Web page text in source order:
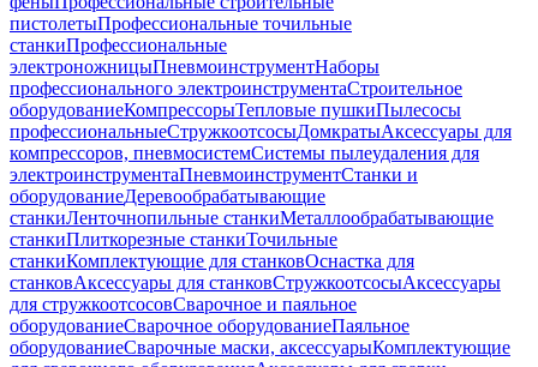
пистолетыПрофессиональные точильные
станкиПрофессиональные
электроножницыПневмоинструментНаборы
профессионального электроинструментаСтроительное
оборудованиеКомпрессорыТепловые пушкиПылесосы
профессиональныеСтружкоотсосыДомкратыАксессуары для
компрессоров, пневмосистемСистемы пылеудаления для
электроинструментаПневмоинструментСтанки и
оборудованиеДеревообрабатывающие
станкиЛенточнопильные станкиМеталлообрабатывающие
станкиПлиткорезные станкиТочильные
станкиКомплектующие для станковОснастка для
станковАксессуары для станковСтружкоотсосыАксессуары
для стружкоотсосовСварочное и паяльное
оборудованиеСварочное оборудованиеПаяльное
оборудованиеСварочные маски, аксессуарыКомплектующие